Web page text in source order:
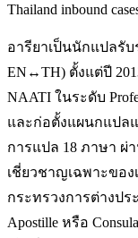
Thailand inbound
อารียาเป็นนักแปลรับ
EN↔TH) ตั้งแต่ปี
NAATI ในระดับ
และก่อตั้งแผนกแปล
การแปล 18 ภาษา ผ่
เชี่ยวชาญเฉพาะขอ
กระทรวงการต่างปร
Apostille หรือ